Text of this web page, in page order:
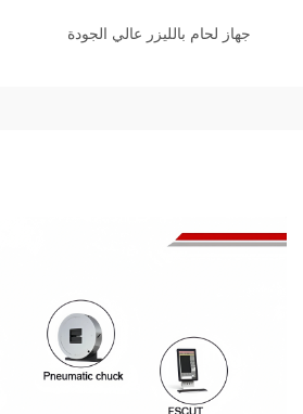
جهاز لحام بالليزر عالي الجودة